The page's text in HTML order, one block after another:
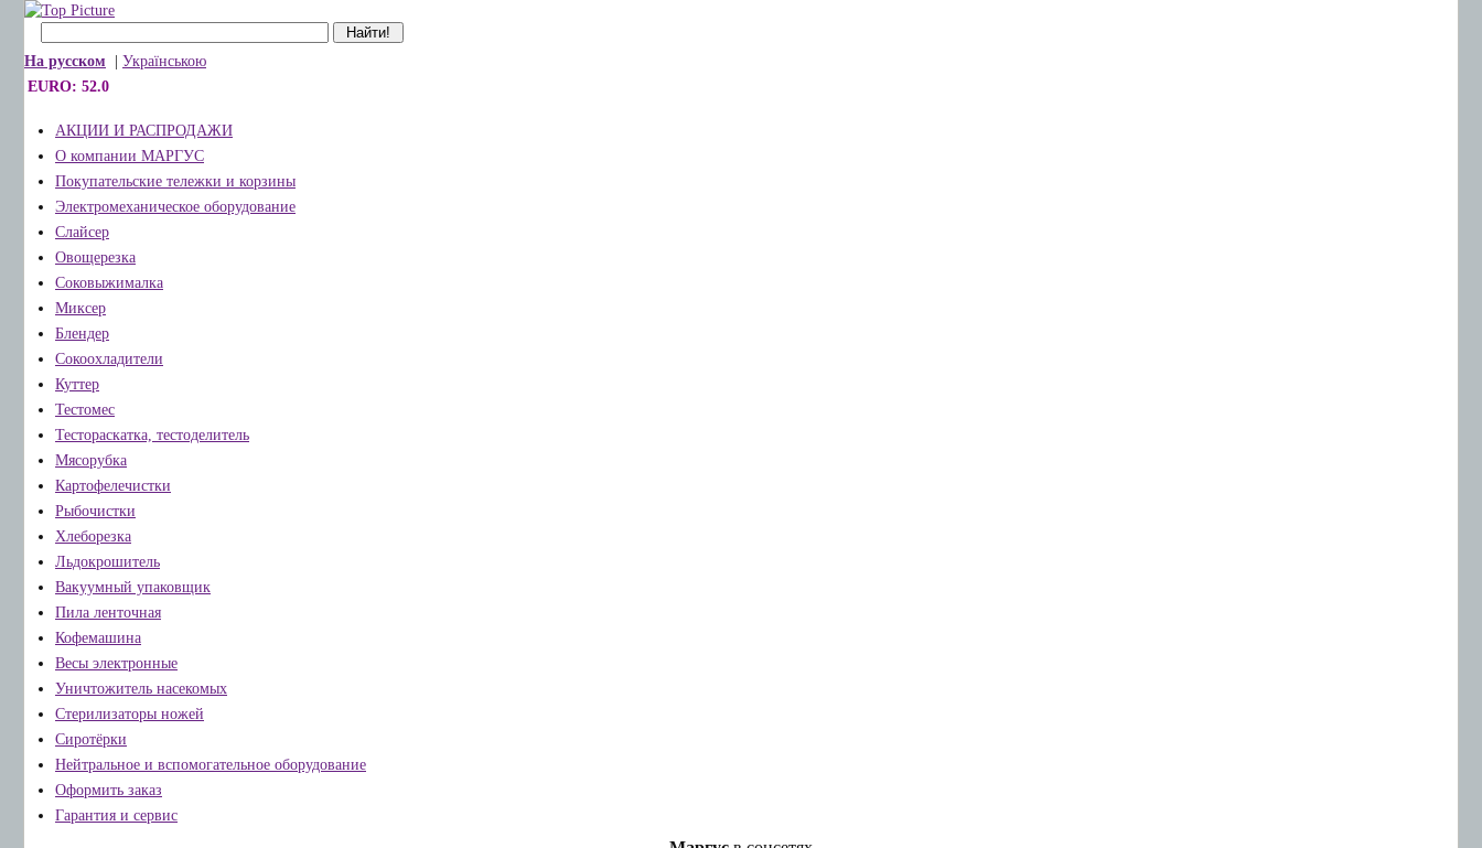
На русском
Українською
EURO: 52.0
АКЦИИ И РАСПРОДАЖИ
О компании МАРГУС
Покупательские тележки и корзины
Электромеханическое оборудование
Слайсер
Овощерезка
Соковыжималка
Миксер
Блендер
Сокоохладители
Куттер
Тестомес
Тестораскатка, тестоделитель
Мясорубка
Картофелечистки
Рыбочистки
Хлеборезка
Льдокрошитель
Вакуумный упаковщик
Пила ленточная
Кофемашина
Весы электронные
Уничтожитель насекомых
Стерилизаторы ножей
Сиротёрки
Нейтральное и вспомогательное оборудование
Оформить заказ
Гарантия и сервис